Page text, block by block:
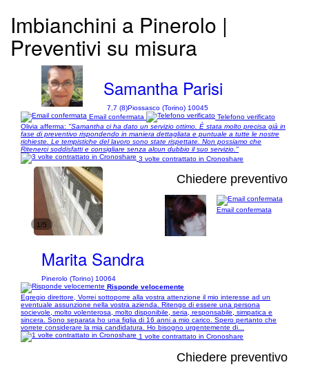
Imbianchini a Pinerolo |
Preventivi su misura
Samantha Parisi
7,7 (8)Piossasco (Torino) 10045
Email confermata
Telefono verificato
Olivia afferma: "Samantha ci ha dato un servizio ottimo. È stata molto precisa già in
fase di preventivo rispondendo in maniera dettagliata e puntuale a tutte le nostre
richieste. Le tempistiche del lavoro sono state rispettate. Non possiamo che
Ritenerci soddisfatti e consigliare senza alcun dubbio il suo servizio."
3 volte contrattato in Cronoshare
1/5
Chiedere preventivo
Marita Sandra
Pinerolo (Torino) 10064
Email confermata
Risponde velocemente
Egregio direttore, Vorrei sottoporre alla vostra attenzione il mio interesse ad un
eventuale assunzione nella vostra azienda. Ritengo di essere una persona
socievole, molto volenterosa, molto disponibile, seria, responsabile, simpatica e
sincera. Sono separata ho una figlia di 16 anni a mio carico. Spero pertanto che
vorrete considerare la mia candidatura. Ho bisogno urgentemente di...
1 volte contrattato in Cronoshare
Chiedere preventivo